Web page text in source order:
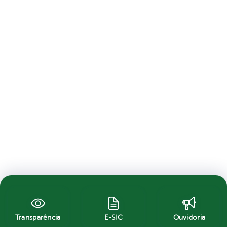
Transparência E-SIC Ouvidoria